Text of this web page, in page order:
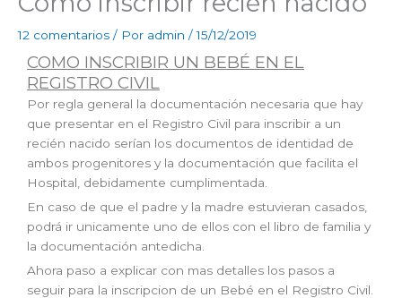
12 comentarios / Por admin /15/12/2019
COMO INSCRIBIR UN BEBÉ EN EL
REGISTRO CIVIL
Por regla general la documentación necesaria que hay
que presentar en el Registro Civil para inscribir a un
recién nacido serían los documentos de identidad de
ambos progenitores y la documentación que facilita el
Hospital, debidamente cumplimentada.
En caso de que el padre y la madre estuvieran casados,
podrá ir unicamente uno de ellos con el libro de familia y
la documentación antedicha.
Ahora paso a explicar con mas detalles los pasos a
seguir para la inscripcion de un Bebé en el Registro Civil.